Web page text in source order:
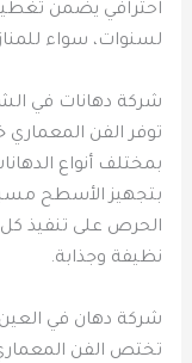
احترافي يضمن
لسنوات، سواء
شركة دهانات في
توفر الفن
بمختلف أنواع
بتجهيز الأسطح
الحرص على تنفيذ
نظيفة وجذابة.
شركة دهان في العين
تختص الفن